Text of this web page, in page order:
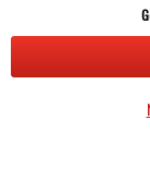
* Unsere Produkte